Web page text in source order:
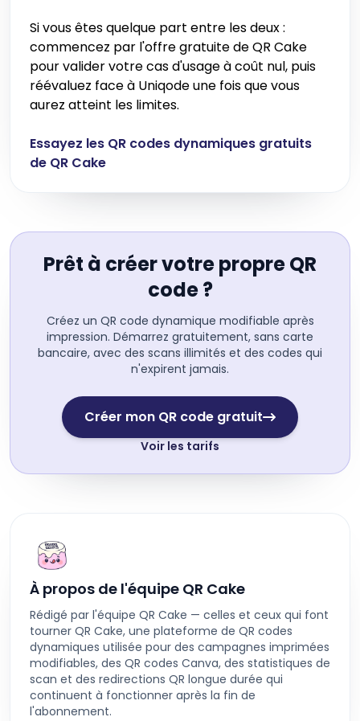
Si vous êtes quelque part entre les deux :
commencez par l'offre gratuite de QR Cake
pour valider votre cas d'usage à coût nul, puis
réévaluez face à Uniqode une fois que vous
aurez atteint les limites.
Essayez les QR codes dynamiques gratuits
de QR Cake
Prêt à créer votre propre QR
code ?
Créez un QR code dynamique modifiable après
impression. Démarrez gratuitement, sans carte
bancaire, avec des scans illimités et des codes qui
n'expirent jamais.
Créer mon QR code gratuit
Voir les tarifs
À propos de l'équipe QR Cake
Rédigé par l'équipe QR Cake — celles et ceux qui font
tourner QR Cake, une plateforme de QR codes
dynamiques utilisée pour des campagnes imprimées
modifiables, des QR codes Canva, des statistiques de
scan et des redirections QR longue durée qui
continuent à fonctionner après la fin de
l'abonnement.